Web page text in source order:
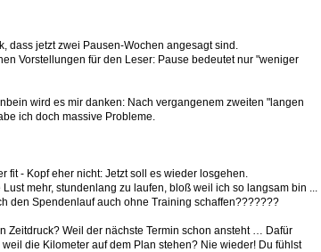
dass jetzt zwei Pausen-Wochen angesagt sind.
Vorstellungen für den Leser: Pause bedeutet nur "weniger
wird es mir danken: Nach vergangenem zweiten "langen
ich doch massive Probleme.
fit - Kopf eher nicht: Jetzt soll es wieder losgehen.
Lust mehr, stundenlang zu laufen, bloß weil ich so langsam bin ...
den Spendenlauf auch ohne Training schaffen???????
Zeitdruck? Weil der nächste Termin schon ansteht … Dafür
die Kilometer auf dem Plan stehen? Nie wieder! Du fühlst